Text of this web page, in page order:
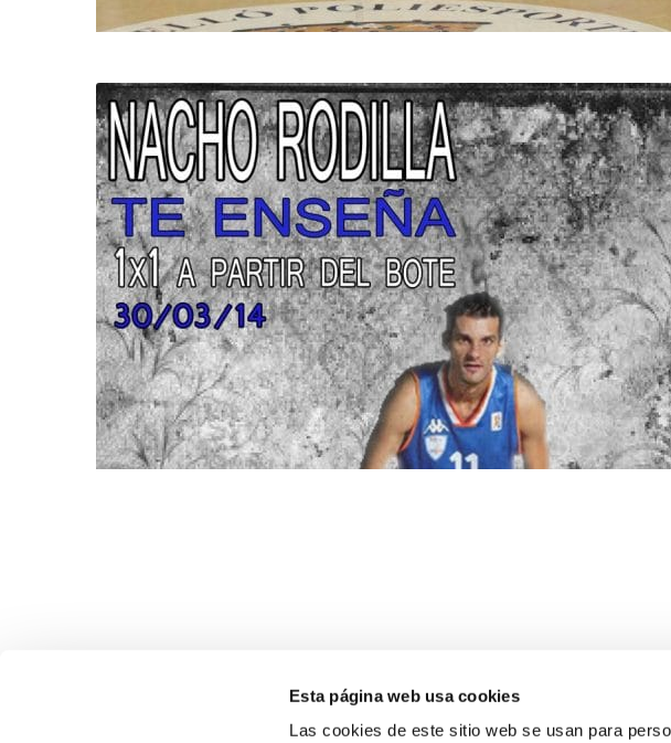
Esta página web usa cookies
Las cookies de este sitio web se usan para